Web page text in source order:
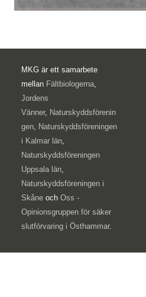
MKG är ett samarbete
mellan Fältbiologerna
Jordens
Vänner, Naturskyddsförenin
gen
Naturskyddsföreningen
i Kalmar län
Naturskyddsföreningen
Uppsala län
Naturskyddsföreningen i
Skåne och Oss -
Opinionsgruppen för säker
slutförvaring i Östhammar.